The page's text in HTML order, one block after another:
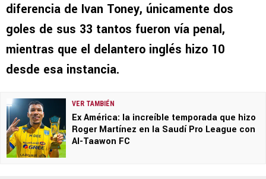
diferencia de Ivan Toney, únicamente dos
goles de sus 33 tantos fueron vía penal,
mientras que el delantero inglés hizo 10
desde esa instancia.
VER TAMBIÉN
Ex América: la increíble temporada que hizo
Roger Martínez en la Saudí Pro League con
Al-Taawon FC